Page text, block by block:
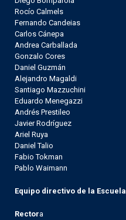
Rocío Calmels
Fernando Candeias
Carlos Cánepa
Andrea Carballada
Gonzalo Cores
Daniel Guzmán
Alejandro Magaldi
Santiago Mazzuchini
Eduardo Menegazzi
Andrés Prestileo
Javier Rodríguez
Ariel Ruya
Daniel Talio
Fabio Tokman
Pablo Waimann
Equipo directivo de la Escuela
Rectora